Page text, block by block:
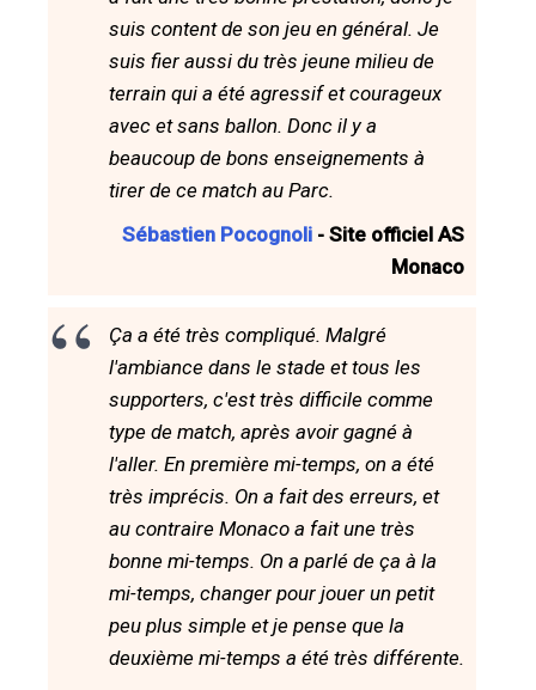
suis content de son jeu en général. Je
suis fier aussi du très jeune milieu de
terrain qui a été agressif et courageux
avec et sans ballon. Donc il y a
beaucoup de bons enseignements à
tirer de ce match au Parc.
Sébastien Pocognoli - Site officiel AS
Monaco
Ça a été très compliqué. Malgré
l'ambiance dans le stade et tous les
supporters, c'est très difficile comme
type de match, après avoir gagné à
l'aller. En première mi-temps, on a été
très imprécis. On a fait des erreurs, et
au contraire Monaco a fait une très
bonne mi-temps. On a parlé de ça à la
mi-temps, changer pour jouer un petit
peu plus simple et je pense que la
deuxième mi-temps a été très différente.